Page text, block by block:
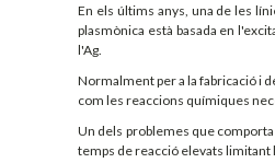
En els últims anys, una de les
plasmònica està basada en
l'Ag.
Normalment per a la fabricació i
com les reaccions químiques
Un dels problemes que
temps de reacció elevats limitant